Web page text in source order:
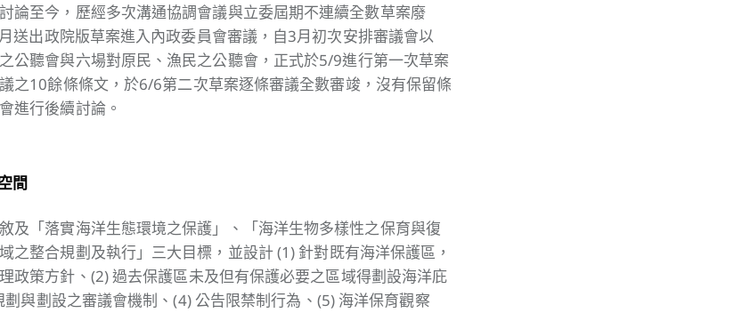
論至今，歷經多次溝通協調會議與立委屆期不連續全數草案廢
送出政院版草案進入內政委員會審議，自3月初次安排審議會以
公聽會與六場對原民、漁民之公聽會，正式於5/9進行第一次草案
之10餘條條文，於6/6第二次草案逐條審議全數審竣，沒有保留條
進行後續討論。
間
及「落實海洋生態環境之保護」、「海洋生物多樣性之保育與復
之整合規劃及執行」三大目標，並設計 (1) 針對既有海洋保護區，
政策方針、(2) 過去保護區未及但有保護必要之區域得劃設海洋庇
與劃設之審議會機制、(4) 公告限禁制行為、(5) 海洋保育觀察